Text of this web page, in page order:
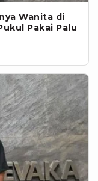
Wanita di
Pakai Palu